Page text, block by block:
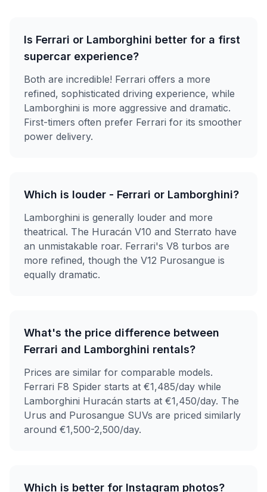
Is Ferrari or Lamborghini better for a first
supercar experience?
Both are incredible! Ferrari offers a more
refined, sophisticated driving experience, while
Lamborghini is more aggressive and dramatic.
First-timers often prefer Ferrari for its smoother
power delivery.
Which is louder - Ferrari or Lamborghini?
Lamborghini is generally louder and more
theatrical. The Huracán V10 and Sterrato have
an unmistakable roar. Ferrari's V8 turbos are
more refined, though the V12 Purosangue is
equally dramatic.
What's the price difference between
Ferrari and Lamborghini rentals?
Prices are similar for comparable models.
Ferrari F8 Spider starts at €1,485/day while
Lamborghini Huracán starts at €1,450/day. The
Urus and Purosangue SUVs are priced similarly
around €1,500-2,500/day.
Which is better for Instagram photos?